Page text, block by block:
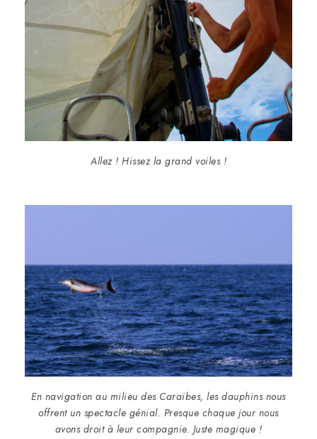
Allez ! Hissez la grand voiles !
En navigation au milieu des Caraïbes, les dauphins nous
offrent un spectacle génial. Presque chaque jour nous
avons droit à leur compagnie. Juste magique !